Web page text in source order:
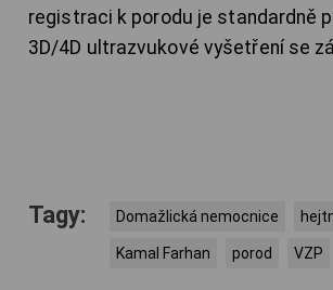
registraci k porodu je standardně
3D/4D ultrazvukové vyšetření se
Tagy: Domažlická nemocnice
Kamal Farhan porod VZP